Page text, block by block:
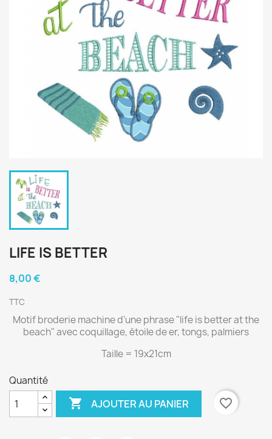
LIFE IS BETTER
8,00 €
TTC
Motif broderie machine d'une phrase "life is better at the
beach" avec coquillage, étoile de er, tongs, palmiers
Taille = 19x21cm
Quantité
 AJOUTER AU PANIER favorite_border